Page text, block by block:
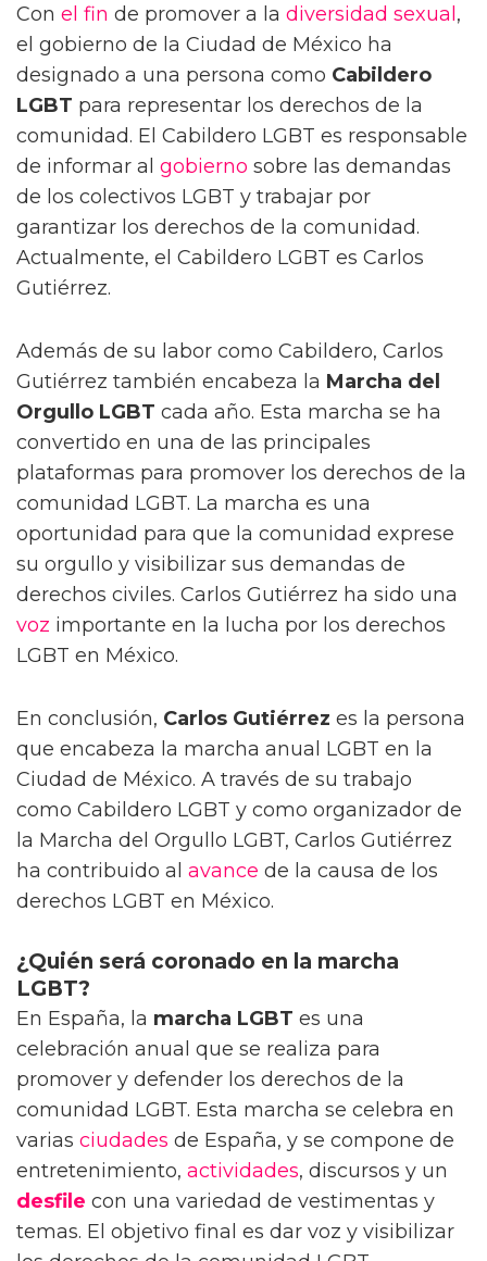
Con el fin de promover a la diversidad sexual ,
el gobierno de la Ciudad de México ha
designado a una persona como Cabildero
LGBT para representar los derechos de la
comunidad. El Cabildero LGBT es responsable
de informar al gobierno sobre las demandas
de los colectivos LGBT y trabajar por
garantizar los derechos de la comunidad.
Actualmente, el Cabildero LGBT es Carlos
Gutiérrez.
Además de su labor como Cabildero, Carlos
Gutiérrez también encabeza la Marcha del
Orgullo LGBT cada año. Esta marcha se ha
convertido en una de las principales
plataformas para promover los derechos de la
comunidad LGBT. La marcha es una
oportunidad para que la comunidad exprese
su orgullo y visibilizar sus demandas de
derechos civiles. Carlos Gutiérrez ha sido una
voz importante en la lucha por los derechos
LGBT en México.
En conclusión, Carlos Gutiérrez es la persona
que encabeza la marcha anual LGBT en la
Ciudad de México. A través de su trabajo
como Cabildero LGBT y como organizador de
la Marcha del Orgullo LGBT, Carlos Gutiérrez
ha contribuido al avance de la causa de los
derechos LGBT en México.
¿Quién será coronado en la marcha
LGBT?
En España, la marcha LGBT es una
celebración anual que se realiza para
promover y defender los derechos de la
comunidad LGBT. Esta marcha se celebra en
varias ciudades de España, y se compone de
entretenimiento, actividades, discursos y un
desfile con una variedad de vestimentas y
temas. El objetivo final es dar voz y visibilizar